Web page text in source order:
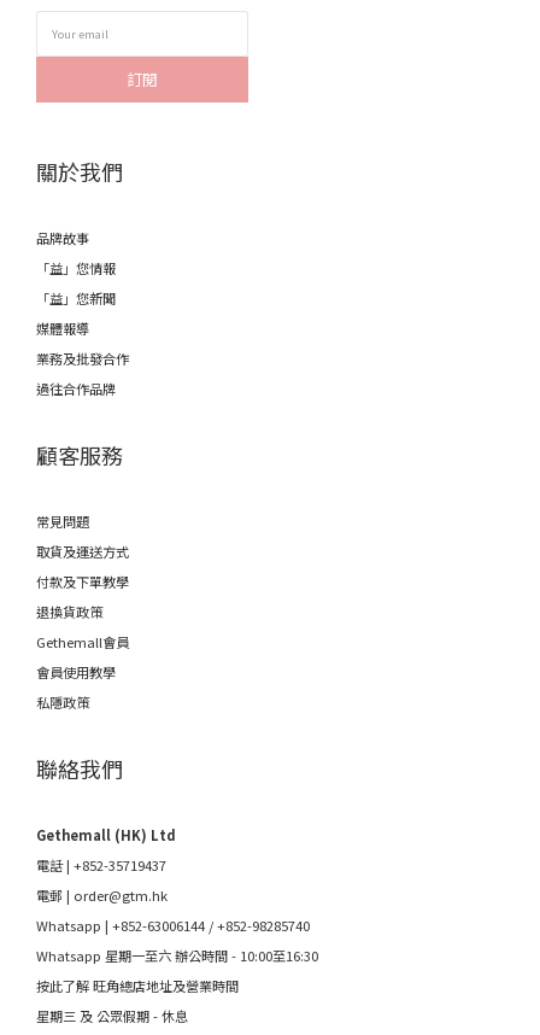
訂閱
關於我們
品牌故事
「益」您情報
「益」您新聞
媒體報導
業務及批發合作
過往合作品牌
顧客服務
常見問題
取貨及運送方式
付款及下單教學
退換貨政策
Gethemall會員
會員使用教學
私隱政策
聯絡我們
Gethemall (HK) Ltd
電話 | +852-35719437
電郵 | order@gtm.hk
Whatsapp | +852-63006144 /+852-98285740
Whatsapp 星期一至六 辦公時間 - 10:00至16:30
按此了解 旺角總店地址及營業時間
星期三 及 公眾假期 - 休息